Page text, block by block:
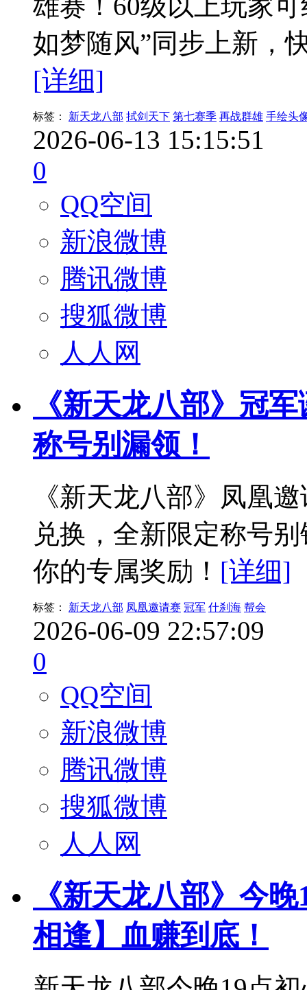
雄赛！60级以上玩家
如梦随风”同步上新，
[详细]
标签： 新天龙八部 拭剑天下 第七赛季 再战群雄 手绘头
2026-06-13 15:15:51
0
QQ空间
新浪微博
腾讯微博
搜狐微博
人人网
《新天龙八部》冠
称号别漏领！
《新天龙八部》凤凰
兑换，全新限定称号
你的专属奖励！ [详细]
标签： 新天龙八部 凤凰邀请赛 冠军 什刹海 帮会
2026-06-09 22:57:09
0
QQ空间
新浪微博
腾讯微博
搜狐微博
人人网
《新天龙八部》今
相逢】血赚到底！